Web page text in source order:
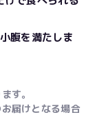
腹を満たしま
す。
届けとなる場合